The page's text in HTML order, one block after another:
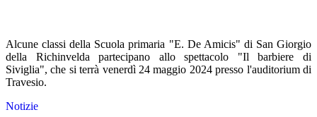
Alcune classi della Scuola primaria "E. De Amicis" di San Giorgio
della Richinvelda partecipano allo spettacolo "Il barbiere di
Siviglia", che si terrà venerdì 24 maggio 2024 presso l'auditorium di
Travesio.
Notizie